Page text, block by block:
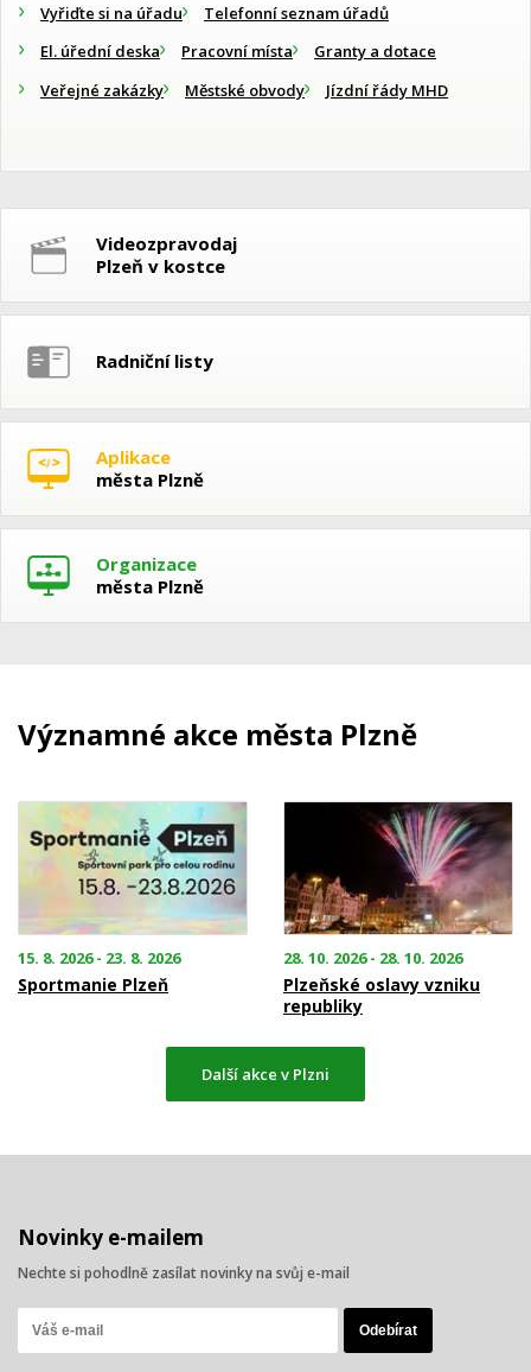
Vyřiďte si na úřadu
Telefonní seznam úřadů
El. úřední deska
Pracovní místa
Granty a dotace
Veřejné zakázky
Městské obvody Jízdní řády MHD
Videozpravodaj
Plzeň v kostce
Radniční listy
Aplikace
města Plzně
Organizace
města Plzně
Významné akce města Plzně
15. 8. 2026 - 23. 8. 2026
Sportmanie Plzeň
28. 10. 2026 - 28. 10. 2026
Plzeňské oslavy vzniku
republiky
Další akce v Plzni
Novinky e-mailem
Nechte si pohodlně zasílat novinky na svůj e-mail